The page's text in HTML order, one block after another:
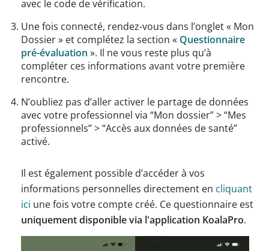
avec le code de vérification.
Une fois connecté, rendez-vous dans l’onglet « Mon
Dossier » et complétez la section « Questionnaire
pré-évaluation ». Il ne vous reste plus qu’à
compléter ces informations avant votre première
rencontre.
N’oubliez pas d’aller activer le partage de données
avec votre professionnel via “Mon dossier” > “Mes
professionnels” > “Accès aux données de santé”
activé.
Il est également possible d’accéder à vos
informations personnelles directement en cliquant
ici une fois votre compte créé. Ce questionnaire est
uniquement disponible via l'application KoalaPro.